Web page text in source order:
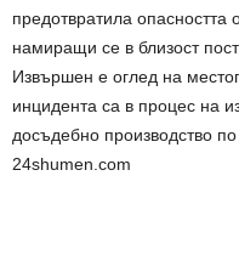
предотвратила опасността
намиращи се в близост
Извършен е оглед на
инцидента са в процес на
досъдебно производство
24shumen.com